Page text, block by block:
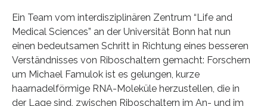
Ein Team vom interdisziplinären Zentrum “Life and
Medical Sciences” an der Universität Bonn hat nun
einen bedeutsamen Schritt in Richtung eines besseren
Verständnisses von Riboschaltern gemacht: Forschern
um Michael Famulok ist es gelungen, kurze
haarnadelförmige RNA-Moleküle herzustellen, die in
der Lage sind, zwischen Riboschaltern im An- und im